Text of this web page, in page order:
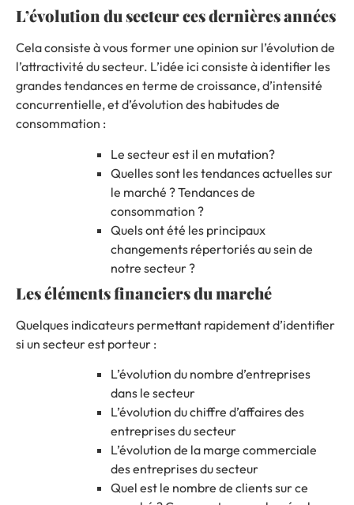
L’évolution du secteur ces dernières années
Cela consiste à vous former une opinion sur l’évolution de
l’attractivité du secteur. L’idée ici consiste à identifier les
grandes tendances en terme de croissance, d’intensité
concurrentielle, et d’évolution des habitudes de
consommation :
Le secteur est il en mutation?
Quelles sont les tendances actuelles sur
le marché ? Tendances de
consommation ?
Quels ont été les principaux
changements répertoriés au sein de
notre secteur ?
Les éléments financiers du marché
Quelques indicateurs permettant rapidement d’identifier
si un secteur est porteur :
L’évolution du nombre d’entreprises
dans le secteur
L’évolution du chiffre d’affaires des
entreprises du secteur
L’évolution de la marge commerciale
des entreprises du secteur
Quel est le nombre de clients sur ce